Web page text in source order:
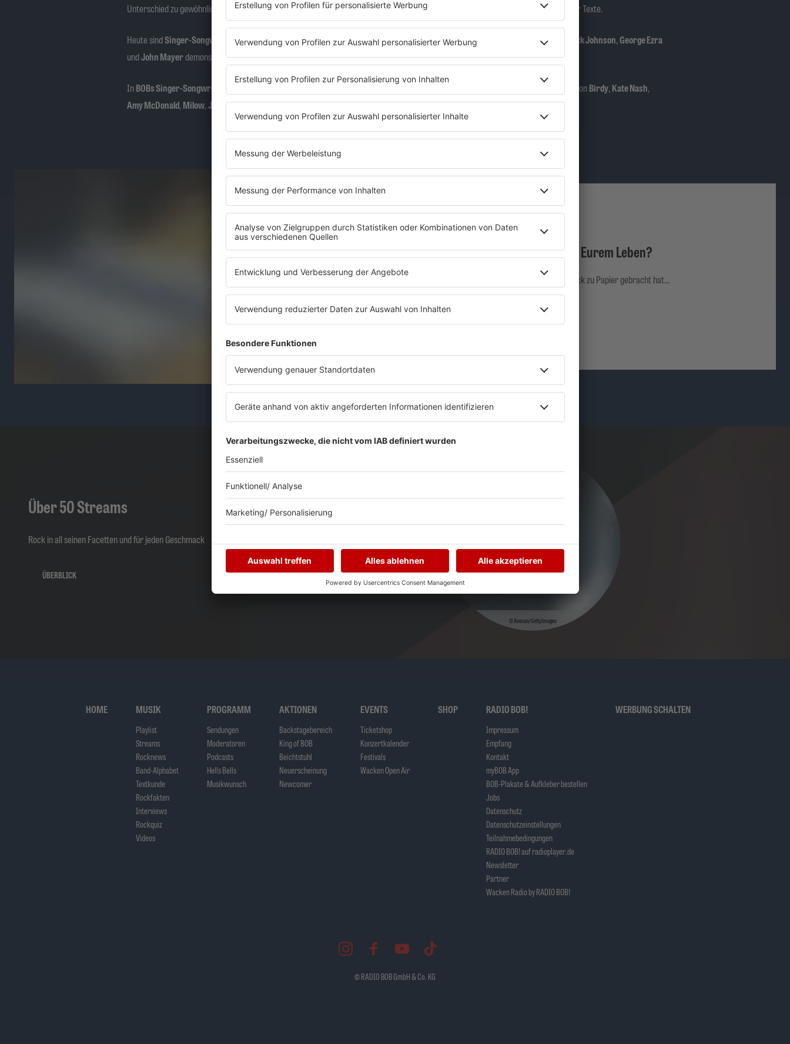
Unterschied zu gewöhnlichen Popsternchen liegt weiterhin in der Nachdenklichkeit, Sentimentalität und dem tieferen Hintergrund der Texte.
Heute sindSinger-Songwriter ein fester Bestandteil der Popmusik und obendrauf ein äußerst beliebter Zweig, wie beispielsweise Jack Johnson,George Ezra
undJohn Mayerdemonstrieren.
InBOBs Singer-Songwriter -Stream haben wir für Euch eine handverlesene Auswahl an Songs des Genres getroffen - u.a. mit Musik vonBirdy,Kate Nash,
Amy McDonald,Milow,Jack Johnson,Passengerund vielen mehr.
QUIZ
Wer schreibt den passenden Song zu Eurem Leben?
Findet heraus, wer Euren ganz persönlichen Soundtrack zu Papier gebracht hat...
Über 50 Streams
Rock in all seinen Facetten und für jeden Geschmack
ÜBERBLICK
Avesun/GettyImages
HOME MUSIK
Playlist
Streams
Rocknews
Band-Alphabet
Textkunde
Rockfakten
Interviews
Rockquiz
Videos
PROGRAMM
Sendungen
Moderatoren
Podcasts
Hells Bells
Musikwunsch
AKTIONEN
Backstagebereich
King of BOB
Beichtstuhl
Neuerscheinung
Newcomer
EVENTS
Ticketshop
Konzertkalender
Festivals
Wacken Open Air
SHOP RADIO BOB!
Impressum
Empfang
Kontakt
myBOB App
BOB-Plakate & Aufkleber bestellen
Jobs
Datenschutz
Datenschutzeinstellungen
Teilnahmebedingungen
RADIO BOB! auf radioplayer.de
Newsletter
Partner
Wacken Radio by RADIO BOB!
WERBUNG SCHALTEN
© RADIO BOB GmbH & Co. KG